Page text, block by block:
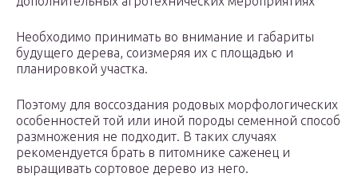
Необходимо принимать во внимание и габариты
будущего дерева, соизмеряя их с площадью и
планировкой участка.
Поэтому для воссоздания родовых морфологических
особенностей той или иной породы семенной способ
размножения не подходит. В таких случаях
рекомендуется брать в питомнике саженец и
выращивать сортовое дерево из него.